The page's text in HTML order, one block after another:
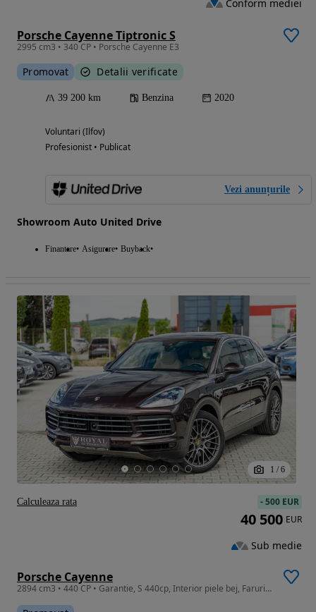
Porsche Cayenne Tiptronic S
2995 cm3 • 340 CP • Porsche Cayenne E3
Promovat Detalii verificate
39 200 km Benzina 2020
Voluntari (Ilfov)
Profesionist • Publicat
Vezi anunțurile
Showroom Auto United Drive
Finantare Asigurare Buyback
Conform mediei
1 / 6
Porsche Cayenne
2894 cm3 • 440 CP • Garantie, S 440cp, Interior piele bej, Faruri led, Distronic, Camere
-500 EUR
40 500 EUR
Sub medie
Calculeaza rata